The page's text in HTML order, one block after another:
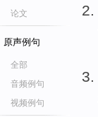
论文
原声例句
全部
音频例句
视频例句